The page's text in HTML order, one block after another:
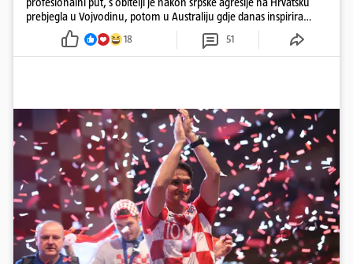
prebjegla u Vojvodinu, potom u Australiju gdje danas inspirira
18 51